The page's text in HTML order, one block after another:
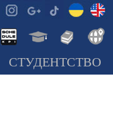
СТУДЕНТСТВО